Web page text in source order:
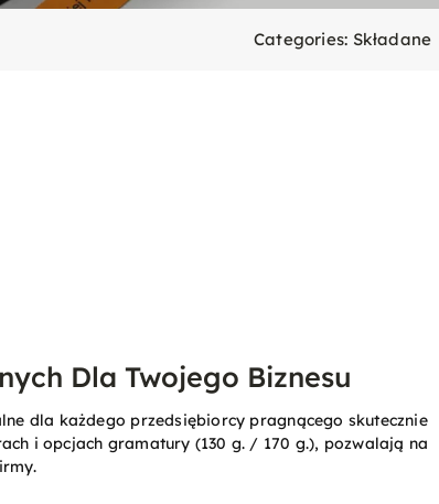
Categories: Składane
Dla Twojego Biznesu
dla każdego przedsiębiorcy pragnącego skutecznie
i opcjach gramatury (130 g. / 170 g.), pozwalają na